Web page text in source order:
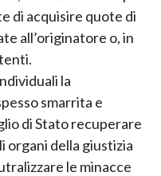
di acquisire quote di
all’originatore o, in
la
smarrita e
di Stato recuperare
organi della giustizia
le minacce